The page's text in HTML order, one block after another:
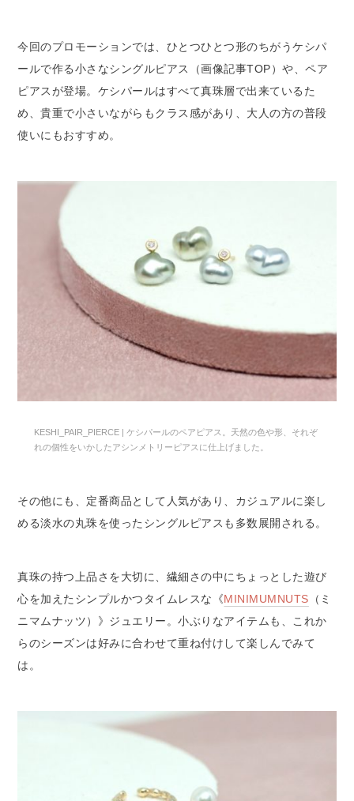
今回のプロモーションでは、ひとつひとつ形のちがうケシパ
ールで作る小さなシングルピアス（画像記事TOP）や、ペア
ピアスが登場。ケシパールはすべて真珠層で出来ているた
め、貴重で小さいながらもクラス感があり、大人の方の普段
使いにもおすすめ。
KESHI_PAIR_PIERCE | ケシパールのペアピアス。天然の色や形、それぞ
れの個性をいかしたアシンメトリーピアスに仕上げました。
その他にも、定番商品として人気があり、カジュアルに楽し
める淡水の丸珠を使ったシングルピアスも多数展開される。
真珠の持つ上品さを大切に、繊細さの中にちょっとした遊び
心を加えたシンプルかつタイムレスな《MINIMUMNUTS （ミ
ニマムナッツ）》ジュエリー。小ぶりなアイテムも、これか
らのシーズンは好みに合わせて重ね付けして楽しんでみて
は。